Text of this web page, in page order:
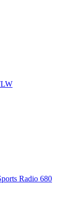
Radio 680